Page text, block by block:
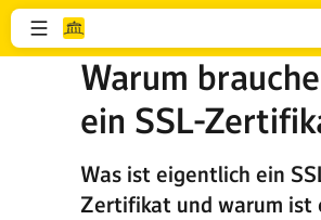
Warum
ein SSL-
Was ist eigentlich ein
Zertifikat und warum ist